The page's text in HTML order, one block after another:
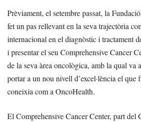
Prèviament, el setembre passat, la
fet un pas rellevant en la seva trajectòria
internacional en el diagnòstic i tractament
i presentar el seu Comprehensive Cancer
de la seva àrea oncològica, amb la qual va
portar a un nou nivell d’excel·lència el que
coneixia com a OncoHealth.
El Comprehensive Cancer Center, part del